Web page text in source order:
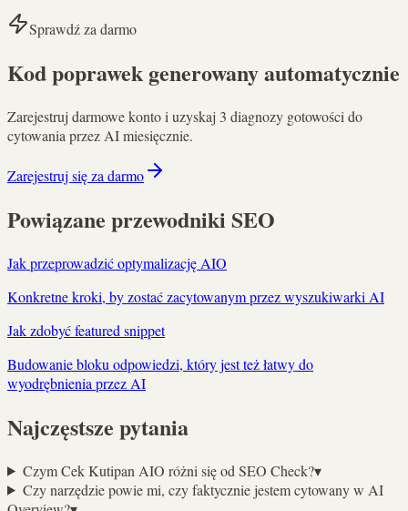
Sprawdź za darmo
Kod poprawek generowany automatycznie
Zarejestruj darmowe konto i uzyskaj 3 diagnozy gotowości do
cytowania przez AI miesięcznie.
Zarejestruj się za darmo
Powiązane przewodniki SEO
Jak przeprowadzić optymalizację AIO
Konkretne kroki, by zostać zacytowanym przez wyszukiwarki AI
Jak zdobyć featured snippet
Budowanie bloku odpowiedzi, który jest też łatwy do
wyodrębnienia przez AI
Najczęstsze pytania
Czym Cek Kutipan AIO różni się od SEO Check?▾
Czy narzędzie powie mi, czy faktycznie jestem cytowany w AI